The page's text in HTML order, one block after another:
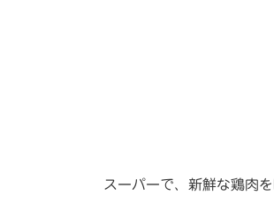
スーパーで、新鮮な鶏肉